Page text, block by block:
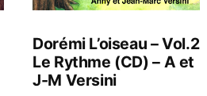
Dorémi L’oiseau – Vol.2
Le Rythme (CD) – A et
J-M Versini